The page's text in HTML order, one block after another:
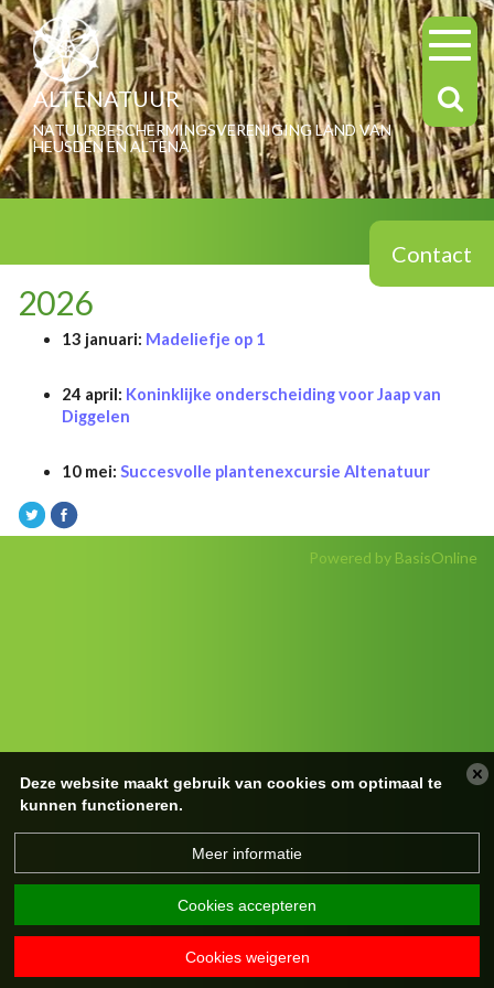
ALTENATUUR
NATUURBESCHERMINGSVERENIGING LAND VAN
HEUSDEN EN ALTENA
Contact
2026
13 januari: Madeliefje op 1
24 april: Koninklijke onderscheiding voor Jaap van
Diggelen
10 mei: Succesvolle plantenexcursie Altenatuur
Powered by BasisOnline
Deze website maakt gebruik van cookies om optimaal te
kunnen functioneren.
Meer informatie
Cookies accepteren
Cookies weigeren